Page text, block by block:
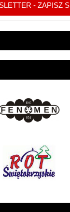
- ZAPISZ